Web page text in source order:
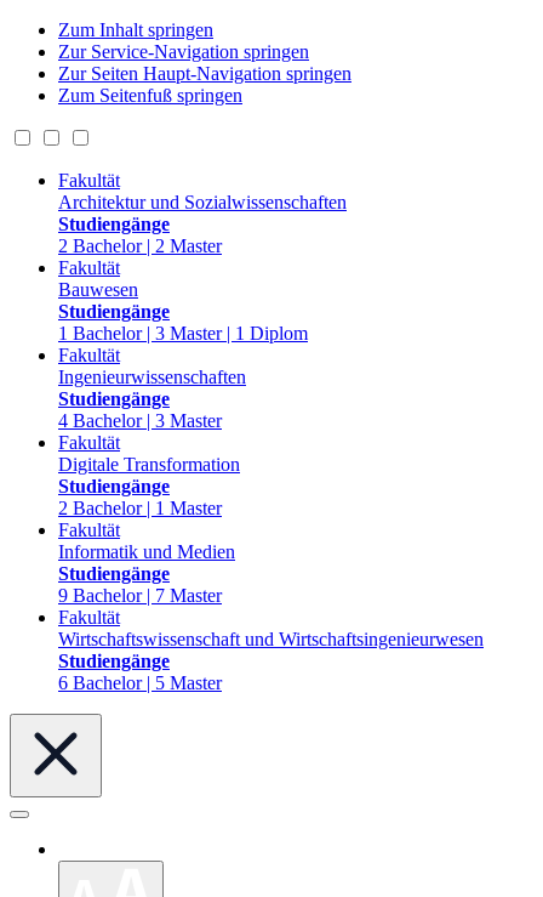
Zum Inhalt springen
Zur Service-Navigation springen
Zur Seiten Haupt-Navigation springen
Zum Seitenfuß springen
Fakultät
Architektur und Sozialwissenschaften
Studiengänge
2 Bachelor | 2 Master
Fakultät
Bauwesen
Studiengänge
1 Bachelor | 3 Master | 1 Diplom
Fakultät
Ingenieurwissenschaften
Studiengänge
4 Bachelor | 3 Master
Fakultät
Digitale Transformation
Studiengänge
2 Bachelor | 1 Master
Fakultät
Informatik und Medien
Studiengänge
9 Bachelor | 7 Master
Fakultät
Wirtschaftswissenschaft und Wirtschaftsingenieurwesen
Studiengänge
6 Bachelor | 5 Master